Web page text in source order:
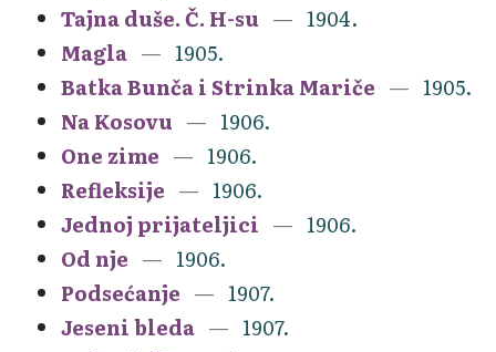
Tajna duše. Č. H-su
1904.
Magla
1905.
Batka Bunča i Strinka Mariče
1905.
Na Kosovu
1906.
One zime
1906.
Refleksije
1906.
Jednoj prijateljici
1906.
Od nje
1906.
Podsećanje
1907.
Jeseni bleda
1907.